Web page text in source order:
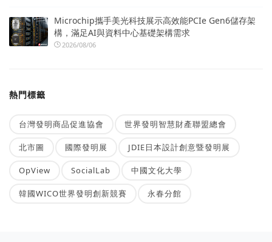
Microchip攜手美光科技展示高效能PCIe Gen6儲存架
構，滿足AI與資料中心基礎架構需求
2026/08/06
熱門標籤
台灣發明商品促進協會 世界發明智慧財產聯盟總會
北市圖 國際發明展 JDIE日本設計創意暨發明展
OpView SocialLab 中國文化大學
韓國WICO世界發明創新競賽 永春分館